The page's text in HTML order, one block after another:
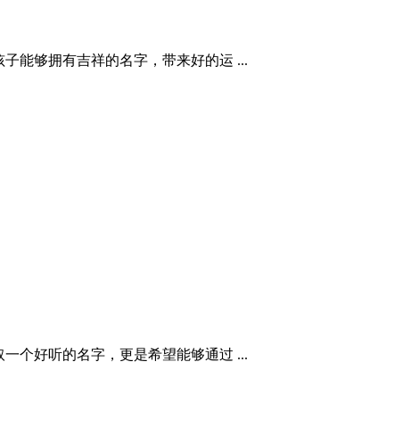
能够拥有吉祥的名字，带来好的运 ...
个好听的名字，更是希望能够通过 ...